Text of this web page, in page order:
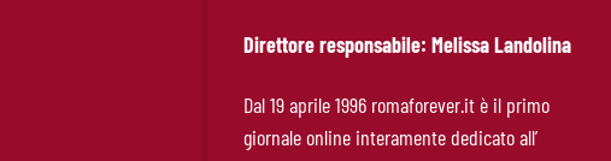
Direttore responsabile: Melissa Landolina
Dal 19 aprile 1996 romaforever.it è il primo
giornale online interamente dedicato all’